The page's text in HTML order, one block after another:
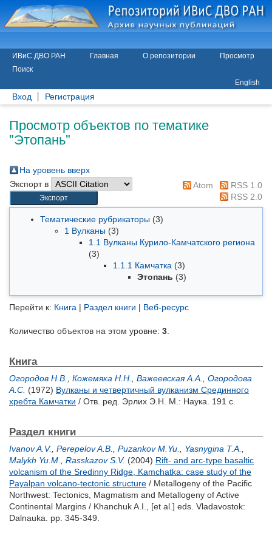
ИВиС ДВО РАН Главная О репозитории
Просмотр
Поиск
English
Вход Регистрация
Просмотр объектов по тематике
"Этопань"
На уровень вверх
Экспорт в
Atom
RSS 1.0
RSS 2.0
Тематические рубрикаторы (3)
1 Вулканы (3)
1.1 Вулканы Курило-Камчатского региона
(3)
1.1.1 Камчатка (3)
Этопань (3)
Перейти к: Книга | Раздел книги | Веб-ресурс
Количество объектов на этом уровне: 3
Книга
Огородов Н.В. Кожемяка Н.Н. Важеевская А.А.
Огородова
А.С. (1972) Вулканы и четвертичный вулканизм Срединного
хребта Камчатки / Отв. ред. Эрлих Э.Н. М.: Наука. 191 с.
Раздел книги
Ivanov A.V. Perepelov A.B. Puzankov M.Yu. Yasnygina T.A.
Malykh Yu.M.
Rasskazov S.V. (2004) Rift- and arc-type basaltic
volcanism of the Sredinny Ridge, Kamchatka: case study of the
Payalpan volcano-tectonic structure / Metallogeny of the Pacific
Northwest: Tectonics, Magmatism and Metallogeny of Active
Continental Margins / Khanchuk A.I. [et al.] eds. Vladavostok:
Dalnauka. pp. 345-349.